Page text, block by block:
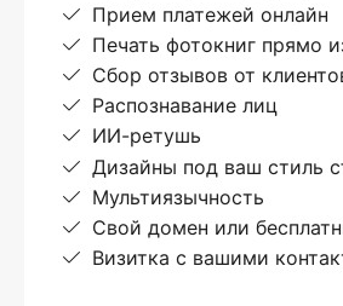
Прием платежей онлайн
Печать фотокниг прямо
Сбор отзывов от
Распознавание лиц
ИИ-ретушь
Дизайны под ваш стиль
Мультиязычность
Свой домен или
Визитка с вашими